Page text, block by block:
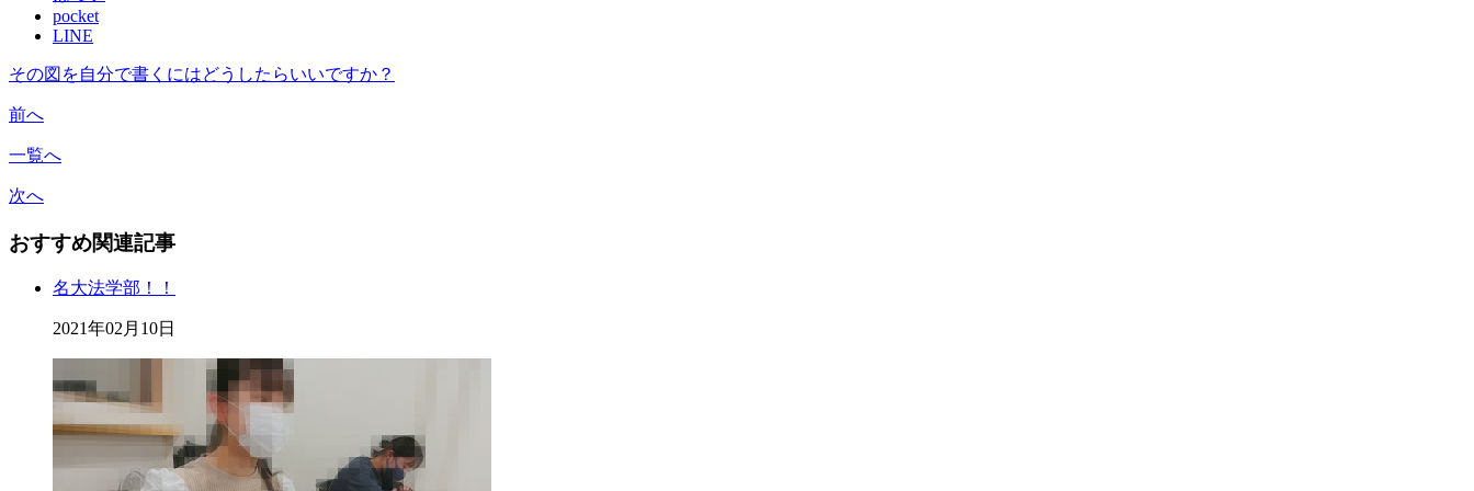
pocket
LINE
その図を自分で書くにはどうしたらいいですか？
前へ
一覧へ
次へ
おすすめ関連記事
名大法学部！！
2021年02月10日